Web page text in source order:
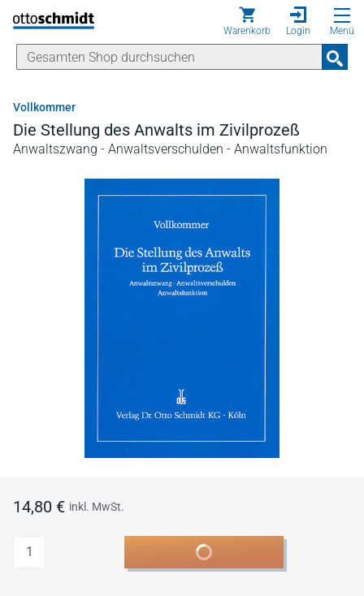
Direkt zum Inhalt
Warenkorb Login Menü
Vollkommer
Die Stellung des Anwalts im Zivilprozeß
Anwaltszwang - Anwaltsverschulden - Anwaltsfunktion
14,80 € inkl. MwSt.
Anzahl In den Warenkorb